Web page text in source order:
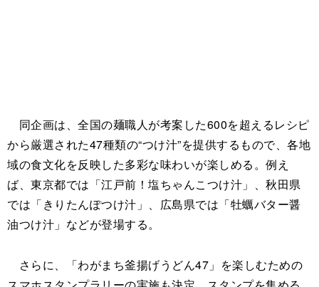
同企画は、全国の麺職人が考案した600を超えるレシピ
から厳選された47種類の“つけ汁”を提供するもので、各地
域の食文化を反映した多彩な味わいが楽しめる。例え
ば、東京都では「江戸前！塩ちゃんこつけ汁」、秋田県
では「きりたんぽつけ汁」、広島県では「牡蠣バター醤
油つけ汁」などが登場する。
さらに、「わがまち釜揚げうどん47」を楽しむための